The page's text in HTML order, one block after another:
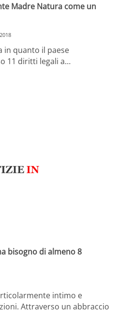
Madre Natura come un
in quanto il paese
11 diritti legali a…
bisogno di almeno 8
intimo e
Attraverso un abbraccio